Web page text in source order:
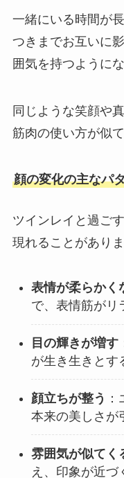
一緒にいる時間が
つきまでお互いに
囲気を持つようにな
同じような笑顔や
筋肉の使い方が似
顔の変化の主なパ
ツインレイと過ご
現れることがありま
表情が柔らかく
で、表情筋がリ
目の輝きが増す
が生き生きとす
顔立ちが整う
本来の美しさが
雰囲気が似てく
え、印象が近づ